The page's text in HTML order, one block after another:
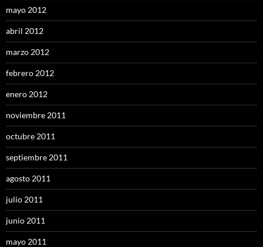
mayo 2012
abril 2012
marzo 2012
febrero 2012
enero 2012
noviembre 2011
octubre 2011
septiembre 2011
agosto 2011
julio 2011
junio 2011
mayo 2011